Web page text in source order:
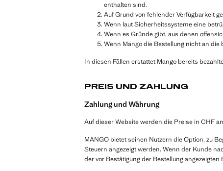
enthalten sind.
Auf Grund von fehlender Verfügbarkeit
Wenn laut Sicherheitssysteme eine
Wenn es Gründe gibt, aus denen
Wenn Mango die Bestellung nicht an
In diesen Fällen erstattet Mango bereits
PREIS UND ZAHLUNG
Zahlung und Währung
Auf dieser Website werden die Preise in CHF
MANGO bietet seinen Nutzern die Option, zu
Steuern angezeigt werden. Wenn der Kunde
der vor Bestätigung der Bestellung